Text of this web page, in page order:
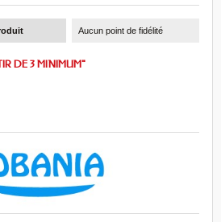
Aucun point de fidélité
DE 3 MINIMUM"